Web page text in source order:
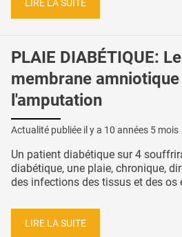
LIRE LA SUITE
PLAIE DIABÉTIQUE:
membrane
l'amputation
Actualité publiée il y a 10 années 5 mois
Un patient diabétique sur 4
diabétique, une plaie, chronique,
des infections des tissus et des os
LIRE LA SUITE